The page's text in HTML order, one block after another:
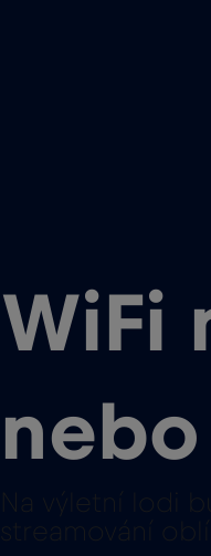
WiFi
Na výletní lodi
streamování